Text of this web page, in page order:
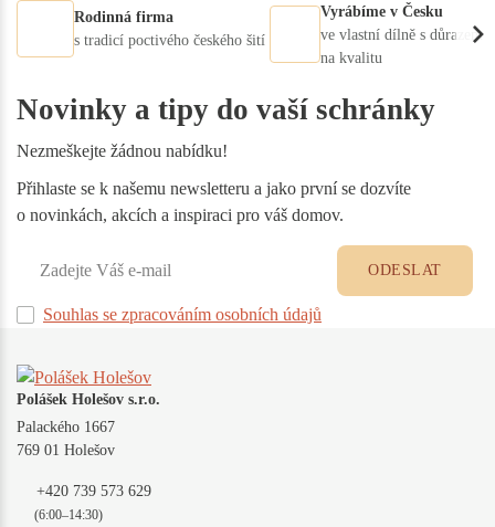
Rodinná firma
s tradicí poctivého českého šití
Vyrábíme v Česku
ve vlastní dílně s důrazem
na kvalitu
Novinky a tipy do vaší schránky
Nezmeškejte žádnou nabídku!
Přihlaste se k našemu newsletteru a jako první se dozvíte
o novinkách, akcích a inspiraci pro váš domov.
Souhlas se zpracováním osobních údajů
ODESLAT
Polášek Holešov s.r.o.
Palackého 1667
769 01 Holešov
+420 739 573 629
(6:00–14:30)